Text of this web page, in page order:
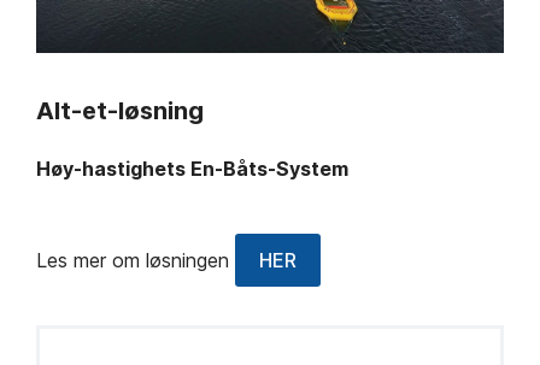
Alt-et-løsning
Høy-hastighets En-Båts-System
Les mer om løsningen HER